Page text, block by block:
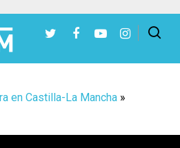
en Castilla-La Mancha»